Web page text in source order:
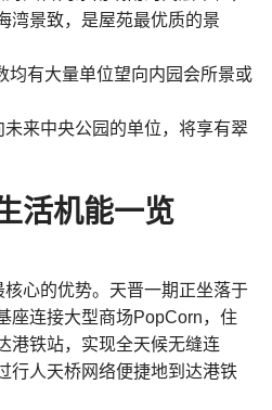
湾景致，是屋苑最优质的景
均有大量单位望向内园会所景或
未来中央公园的单位，将享有翠
活机能一览
核心的优势。天晋一期正坐落于
座连接大型商场PopCorn，住
港铁站，实现全天候无缝连
行人天桥网络便捷地到达港铁